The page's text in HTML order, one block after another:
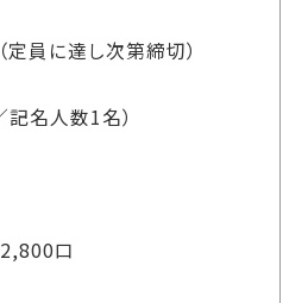
員に達し次第締切）
記名人数1名）
2,800口